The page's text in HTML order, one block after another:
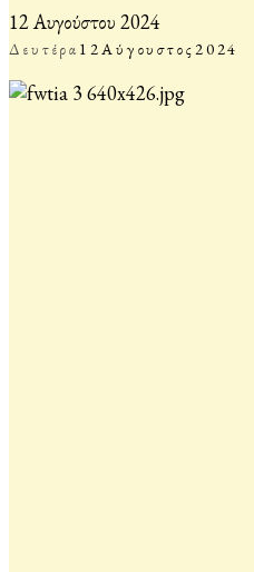
12 Αυγούστου 2024
Δευτέρα 12Αύγουστος2024